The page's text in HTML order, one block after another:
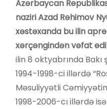
Azərbaycan
naziri Azad Rəhimov
xəstəxanda bu ilin
xərçəngindən vəfat
ilin 8 oktyabrında
1994-1998-ci illərdə
Məsuliyyətli
1998-2006-cı illərdə